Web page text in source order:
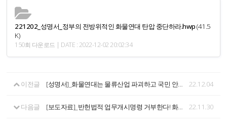
221202_성명서_정부의 전방위적인 화물연대 탄압 중단하라.hwp(41.5
K)
150회 다운로드 | DATE : 2022-12-02 20:02:34
이전글 [성명서]_화물연대는 물류산업 파괴하고 국민 안전 위협하는 정부에 맞서 흔들림 없이 투쟁할 것이다. - 12.04 화물연대 파업 관계장관회의에 대한 입장 - 22.12.04
다음글 [보도자료]_반헌법적 업무개시명령 거부한다! 화물연대 시멘트화물노동자 기자회견 22.11.30